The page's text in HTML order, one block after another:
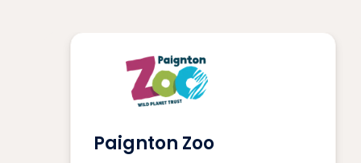
Paignton Zoo